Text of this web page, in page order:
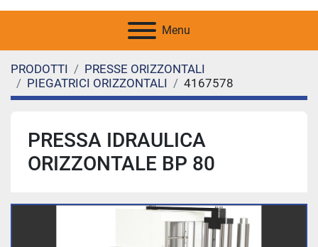
Menu
PRODOTTI
PRESSE ORIZZONTALI
PIEGATRICI ORIZZONTALI
4167578
PRESSA IDRAULICA
ORIZZONTALE BP 80